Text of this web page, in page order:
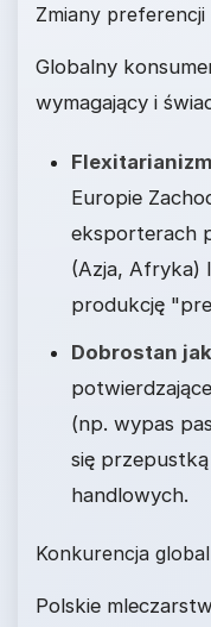
Zmiany
Globalny
wymagający i
Europie
eksporterach
(Azja, Afryka)
produkcję
Dobrostan
(np. wypas
się
handlowych.
Konkurencja
Polskie